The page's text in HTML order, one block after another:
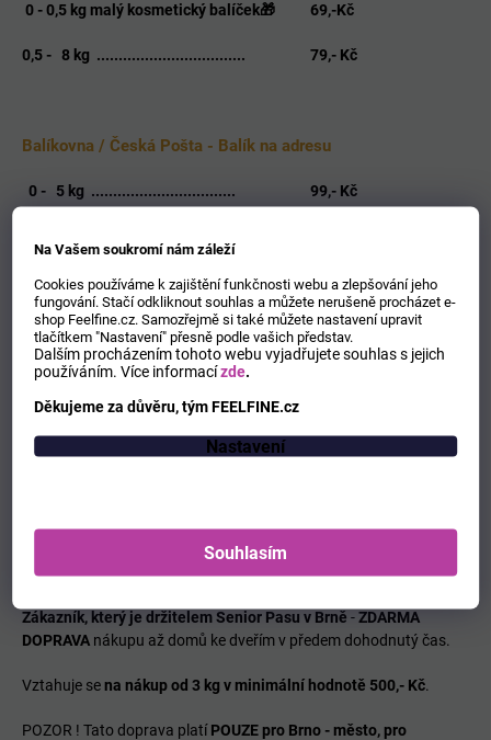
Na Vašem soukromí nám záleží
Cookies používáme k zajištění funkčnosti webu a zlepšování jeho
fungování. Stačí odkliknout souhlas a můžete nerušeně procházet e-
shop Feelfine.cz. Samozřejmě si také můžete nastavení upravit
tlačítkem "Nastavení" přesně podle vašich představ.
Dalším procházením tohoto webu vyjadřujete souhlas s jejich
používáním.Více informacízde
Děkujeme za důvěru, tým FEELFINE.cz
Nastavení
Souhlasím
0 - 0,5 kg malý kosmetický balíček🎁
0,5 - 8 kg ..................................
69,-Kč
79,- Kč
Balíkovna / Česká Pošta - Balík na adresu
0 - 5 kg ................................. 99,- Kč
____________________________________________
0 - 3 kg ..........kosmetický balíček🎁
SENIOR PAS - doprava Brno - město
Zákazník, který je držitelem Senior Pasu v Brně -ZDARMA
DOPRAVA nákupu až domů ke dveřím v předem dohodnutý čas.
Vztahuje sena nákup od 3 kg v minimální hodnotě 500,- Kč.
POZOR ! Tato doprava platíPOUZE pro Brno - město, pro